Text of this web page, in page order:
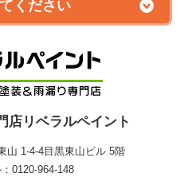
店リベラルペイント
山 1‐4‐4目黒東山ビル 5階
0120-964-148